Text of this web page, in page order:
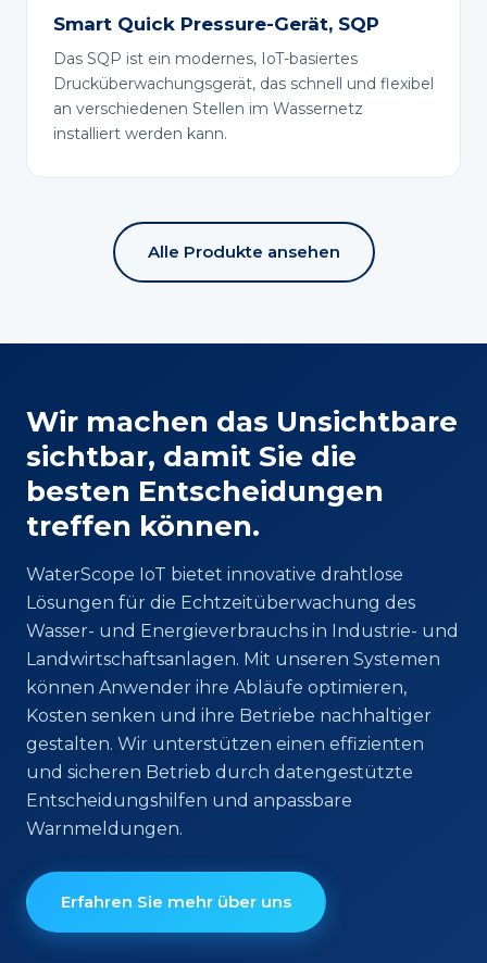
Smart Quick Pressure-Gerät, SQP
Das SQP ist ein modernes, IoT-basiertes
Drucküberwachungsgerät, das schnell und flexibel
an verschiedenen Stellen im Wassernetz
installiert werden kann.
Alle Produkte ansehen
Wir machen das Unsichtbare
sichtbar, damit Sie die
besten Entscheidungen
treffen können.
WaterScope IoT bietet innovative drahtlose
Lösungen für die Echtzeitüberwachung des
Wasser- und Energieverbrauchs in Industrie- und
Landwirtschaftsanlagen. Mit unseren Systemen
können Anwender ihre Abläufe optimieren,
Kosten senken und ihre Betriebe nachhaltiger
gestalten. Wir unterstützen einen effizienten
und sicheren Betrieb durch datengestützte
Entscheidungshilfen und anpassbare
Warnmeldungen.
Erfahren Sie mehr über uns